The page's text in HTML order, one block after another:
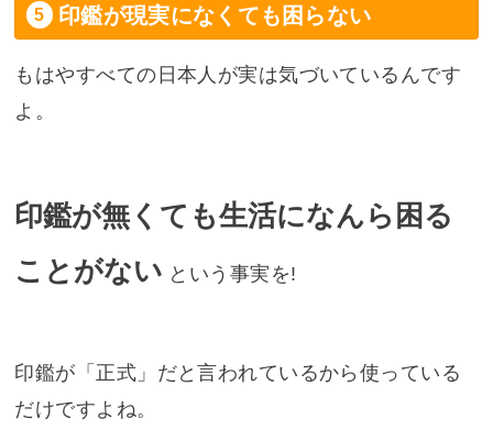
印鑑が現実になくても困らない
もはやすべての日本人が実は気づいているんです
よ。
印鑑が無くても生活になんら困る
ことがない という事実を!
印鑑が「正式」だと言われているから使っている
だけですよね。